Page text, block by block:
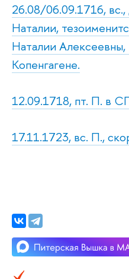
26.08/06.09.1716,
Наталии,
Наталии
Копенгагене.
12.09.1718, пт. П. в
17.11.1723, вс. П.,